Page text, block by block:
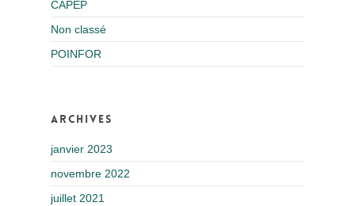
CAPEP
Non classé
POINFOR
Archives
janvier 2023
novembre 2022
juillet 2021